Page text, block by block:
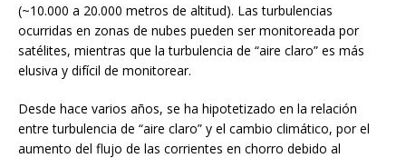
(~10.000 a 20.000 metros de altitud). Las turbulencias
ocurridas en zonas de nubes pueden ser monitoreada por
satélites, mientras que la turbulencia de “aire claro” es más
elusiva y difícil de monitorear.
Desde hace varios años, se ha hipotetizado en la relación
entre turbulencia de “aire claro” y el cambio climático, por el
aumento del flujo de las corrientes en chorro debido al